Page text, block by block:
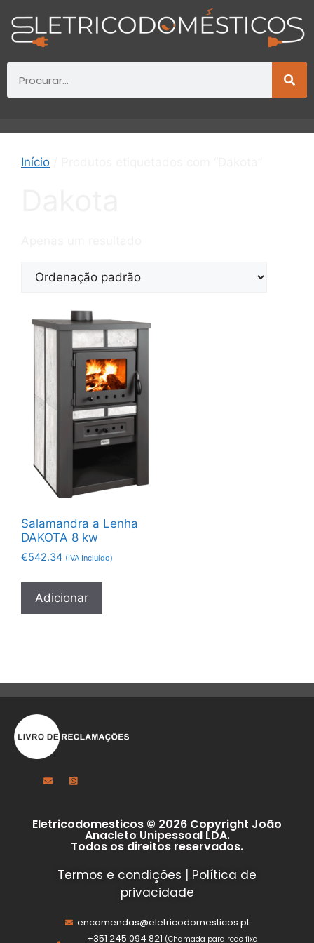
Início
Salamandra a Lenha
DAKOTA 8 kw
€542.34 (IVA Incluído)
Adicionar
Eletricodomesticos © 2026 Copyright João
Anacleto Unipessoal LDA.
Todos os direitos reservados.
Termos e condições
Política de
privacidade
encomendas@eletricodomesticos.pt
+351 245 094 821 (Chamada para rede fixa